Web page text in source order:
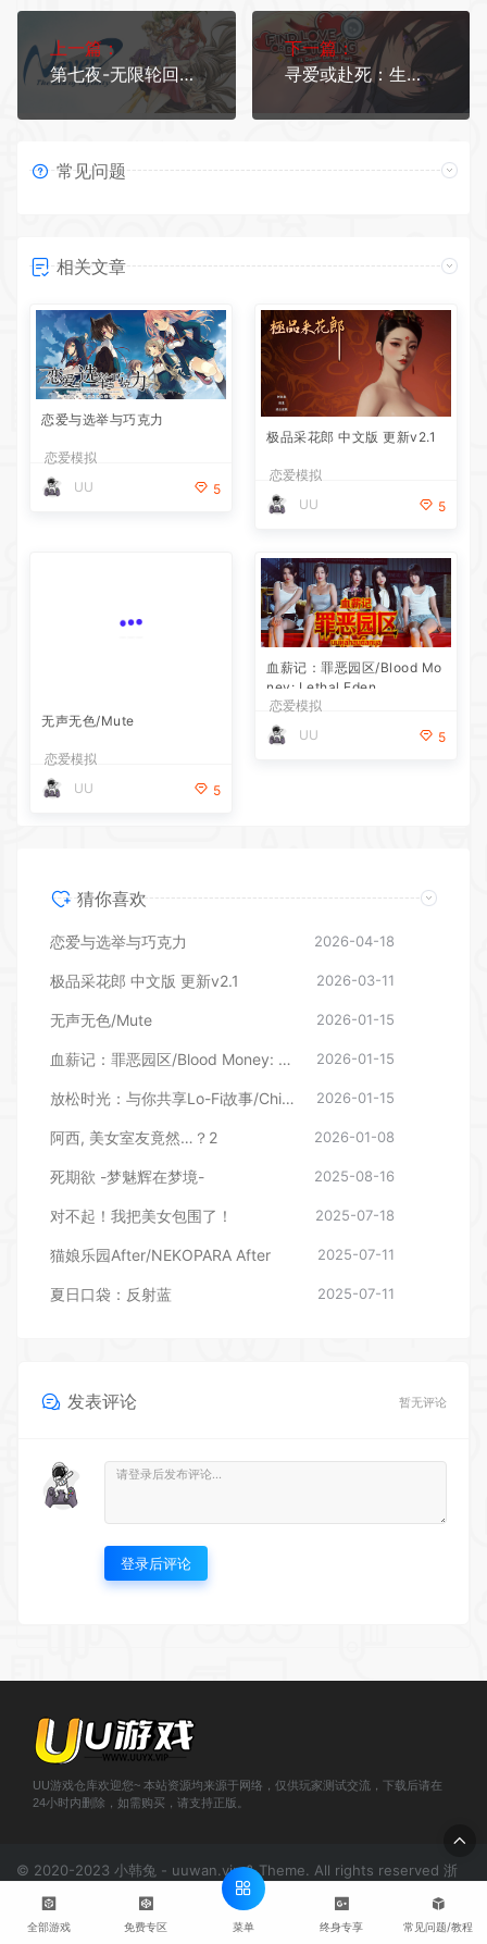
上一篇：
第七夜-无限轮回的终结
下一篇：
寻爱或赴死：生死相约
常见问题
相关文章
恋爱与选举与巧克力
恋爱模拟
UU
5
极品采花郎 中文版 更新v2.1
恋爱模拟
UU
5
无声无色/Mute
恋爱模拟
UU
5
血薪记：罪恶园区/Blood Mo
ney: Lethal Eden
恋爱模拟
UU
5
猜你喜欢
恋爱与选举与巧克力 2026-04-18
极品采花郎 中文版 更新v2.1 2026-03-11
无声无色/Mute 2026-01-15
血薪记：罪恶园区/Blood Money: Lethal Eden 2026-01-15
放松时光：与你共享Lo-Fi故事/Chill with You : Lo-Fi Story 2026-01-15
阿西, 美女室友竟然…？2 2026-01-08
死期欲 -梦魅辉在梦境- 2025-08-16
对不起！我把美女包围了！ 2025-07-18
猫娘乐园After/NEKOPARA After 2025-07-11
夏日口袋：反射蓝 2025-07-11
发表评论 暂无评论
登录后评论
UU游戏仓库欢迎您~ 本站资源均来源于网络，仅供玩家测试交流，下载后请在
24小时内删除，如需购买，请支持正版。
© 2020-2023 小韩兔 - uuwan.vip & Theme. All rights reserved 浙
全部游戏 免费专区 菜单 终身专享 常见问题/教程